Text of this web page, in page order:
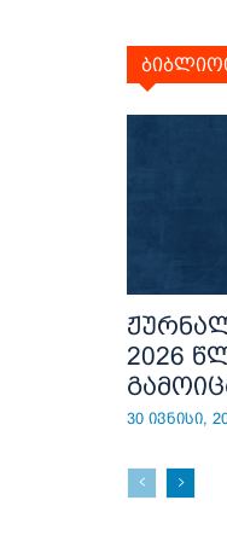
2026
30 ივნისი,